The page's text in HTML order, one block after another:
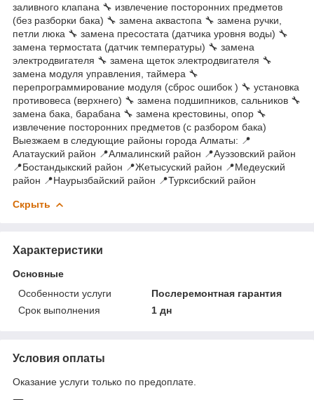
заливного клапана 🔧 извлечение посторонних предметов
(без разборки бака) 🔧 замена аквастопа 🔧 замена ручки,
петли люка 🔧 замена пресостата (датчика уровня воды) 🔧
замена термостата (датчик температуры) 🔧 замена
электродвигателя 🔧 замена щеток электродвигателя 🔧
замена модуля управления, таймера 🔧
перепрограммирование модуля (сброс ошибок ) 🔧 установка
противовеса (верхнего) 🔧 замена подшипников, сальников 🔧
замена бака, барабана 🔧 замена крестовины, опор 🔧
извлечение посторонних предметов (с разбором бака)
Выезжаем в следующие районы города Алматы: 📍
Алатауский район 📍Алмалинский район 📍Ауэзовский район
📍Бостандыкский район 📍Жетысуский район 📍Медеуский
район 📍Наурызбайский район 📍Турксибский район
Скрыть
Характеристики
Основные
Особенности услуги
Послеремонтная гарантия
Срок выполнения
1 дн
Условия оплаты
Оказание услуги только по предоплате.